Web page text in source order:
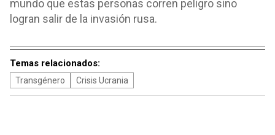
mundo que estas personas corren peligro sino
logran salir de la invasión rusa.
Temas relacionados:
Transgénero Crisis Ucrania